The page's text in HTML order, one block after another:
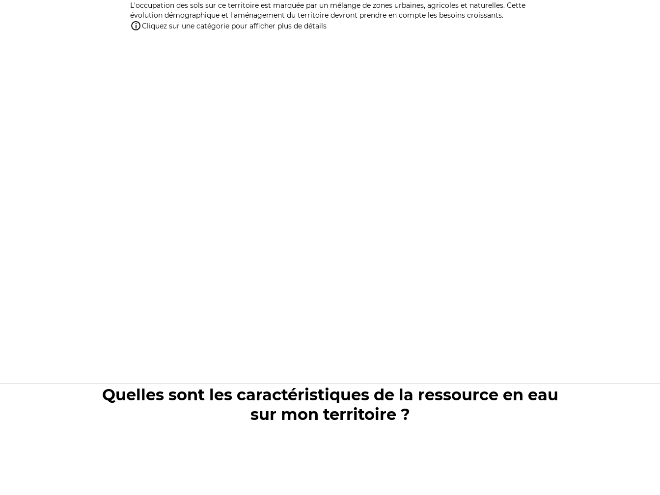
L'occupation des sols sur ce territoire est marquée par un mélange de zones urbaines, agricoles et naturelles. Cette
évolution démographique et l'aménagement du territoire devront prendre en compte les besoins croissants.
Cliquez sur une catégorie pour afficher plus de détails
Quelles sont les caractéristiques de la ressource en eau
sur mon territoire ?